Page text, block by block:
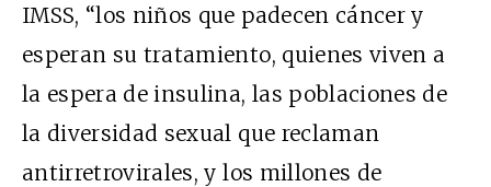
IMSS, “los niños que padecen cáncer y
esperan su tratamiento, quienes viven a
la espera de insulina, las poblaciones de
la diversidad sexual que reclaman
antirretrovirales, y los millones de